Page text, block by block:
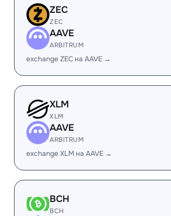
ZEC
ZEC
AAVE
ARBITRUM
exchange ZEC на AAVE →
XLM
XLM
AAVE
ARBITRUM
exchange XLM на AAVE →
BCH
BCH